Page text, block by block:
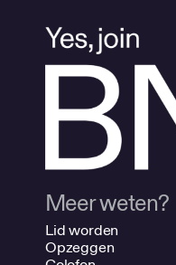
Meer weten?
Lid worden
Opzeggen